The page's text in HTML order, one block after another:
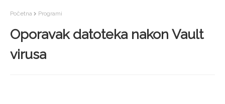
Početna Programi
Oporavak datoteka nakon Vault
virusa